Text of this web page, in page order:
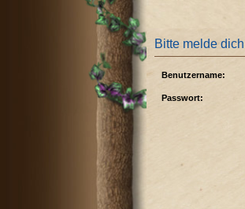
Bitte melde
Benutzername:
Passwort: